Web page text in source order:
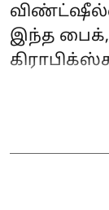
இந்த பைக்,